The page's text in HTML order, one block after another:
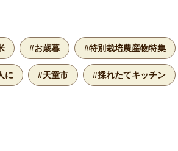
#お歳暮 #特別栽培農産物特集
に #天童市 #採れたてキッチン